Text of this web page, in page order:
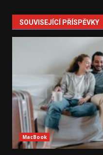
SOUVISEJÍCÍ PŘÍSPĚVKY
MacBook